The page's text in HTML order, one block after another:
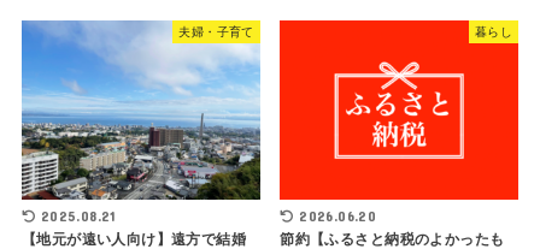
夫婦・子育て
2025.08.21
【地元が遠い人向け】遠方で結婚
暮らし
2026.06.20
節約【ふるさと納税のよかったも